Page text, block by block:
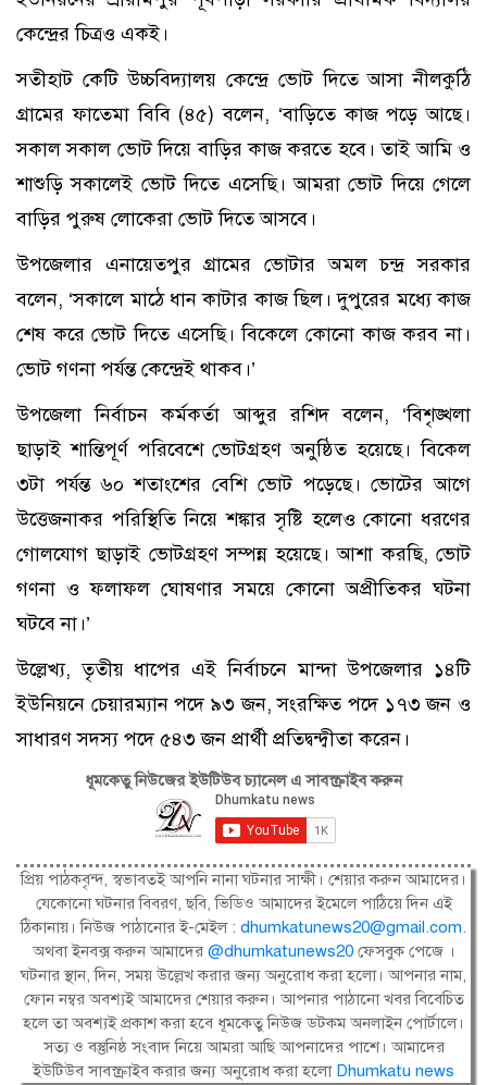
কেন্দ্রের চিত্রও একই।
সতীহাট কেটি উচ্চবিদ্যালয় কেন্দ্রে ভোট দিতে আসা নীলকুঠি
গ্রামের ফাতেমা বিবি (৪৫) বলেন, ‘বাড়িতে কাজ পড়ে আছে।
সকাল সকাল ভোট দিয়ে বাড়ির কাজ করতে হবে। তাই আমি ও
শাশুড়ি সকালেই ভোট দিতে এসেছি। আমরা ভোট দিয়ে গেলে
বাড়ির পুরুষ লোকেরা ভোট দিতে আসবে।
উপজেলার এনায়েতপুর গ্রামের ভোটার অমল চন্দ্র সরকার
বলেন, ‘সকালে মাঠে ধান কাটার কাজ ছিল। দুপুরের মধ্যে কাজ
শেষ করে ভোট দিতে এসেছি। বিকেলে কোনো কাজ করব না।
ভোট গণনা পর্যন্ত কেন্দ্রেই থাকব।’
উপজেলা নির্বাচন কর্মকর্তা আব্দুর রশিদ বলেন, ‘বিশৃঙ্খলা
ছাড়াই শান্তিপূর্ণ পরিবেশে ভোটগ্রহণ অনুষ্ঠিত হয়েছে। বিকেল
৩টা পর্যন্ত ৬০ শতাংশের বেশি ভোট পড়েছে। ভোটের আগে
উত্তেজনাকর পরিস্থিতি নিয়ে শঙ্কার সৃষ্টি হলেও কোনো ধরণের
গোলযোগ ছাড়াই ভোটগ্রহণ সম্পন্ন হয়েছে। আশা করছি, ভোট
গণনা ও ফলাফল ঘোষণার সময়ে কোনো অপ্রীতিকর ঘটনা
ঘটবে না।’
উল্লেখ্য, তৃতীয় ধাপের এই নির্বাচনে মান্দা উপজেলার ১৪টি
ইউনিয়নে চেয়ারম্যান পদে ৯৩ জন, সংরক্ষিত পদে ১৭৩ জন ও
সাধারণ সদস্য পদে ৫৪৩ জন প্রার্থী প্রতিদ্বন্দ্বীতা করেন।
ধূমকেতু নিউজের ইউটিউব চ্যানেল এ সাবস্ক্রাইব করুন
প্রিয় পাঠকবৃন্দ, স্বভাবতই আপনি নানা ঘটনার সাক্ষী। শেয়ার করুন আমাদের।
যেকোনো ঘটনার বিবরণ, ছবি, ভিডিও আমাদের ইমেলে পাঠিয়ে দিন এই
ঠিকানায়। নিউজ পাঠানোর ই-মেইল : dhumkatunews20@gmail.com.
অথবা ইনবক্স করুন আমাদের@dhumkatunews20 ফেসবুক পেজে ।
ঘটনার স্থান, দিন, সময় উল্লেখ করার জন্য অনুরোধ করা হলো। আপনার নাম,
ফোন নম্বর অবশ্যই আমাদের শেয়ার করুন। আপনার পাঠানো খবর বিবেচিত
হলে তা অবশ্যই প্রকাশ করা হবে ধূমকেতু নিউজ ডটকম অনলাইন পোর্টালে।
সত্য ও বস্তুনিষ্ঠ সংবাদ নিয়ে আমরা আছি আপনাদের পাশে। আমাদের
ইউটিউব সাবস্ক্রাইব করার জন্য অনুরোধ করা হলো Dhumkatu news